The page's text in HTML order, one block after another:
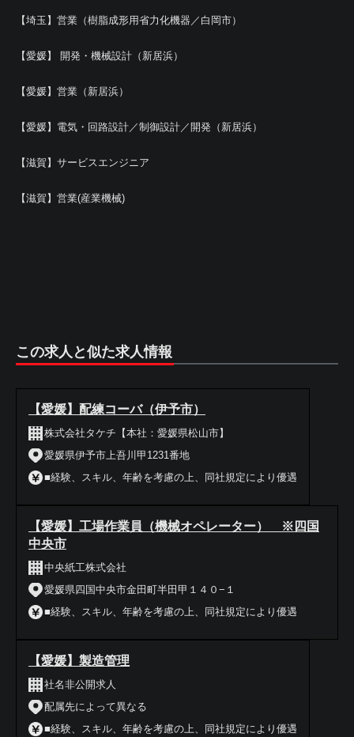
【埼玉】営業（樹脂成形用省力化機器／白岡市）
【愛媛】 開発・機械設計（新居浜）
【愛媛】営業（新居浜）
【愛媛】電気・回路設計／制御設計／開発（新居浜）
【滋賀】サービスエンジニア
【滋賀】営業(産業機械)
この求人と似た求人情報
【愛媛】配練コーバ（伊予市）
株式会社タケチ【本社：愛媛県松山市】
愛媛県伊予市上吾川甲1231番地
■経験、スキル、年齢を考慮の上、同社規定により優遇
【愛媛】工場作業員（機械オペレーター） ※四国
中央市
中央紙工株式会社
愛媛県四国中央市金田町半田甲１４０−１
■経験、スキル、年齢を考慮の上、同社規定により優遇
【愛媛】製造管理
社名非公開求人
配属先によって異なる
■経験、スキル、年齢を考慮の上、同社規定により優遇